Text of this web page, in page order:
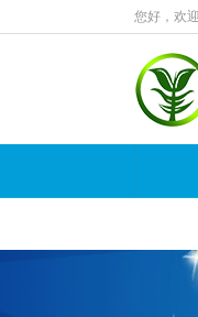
您好，欢